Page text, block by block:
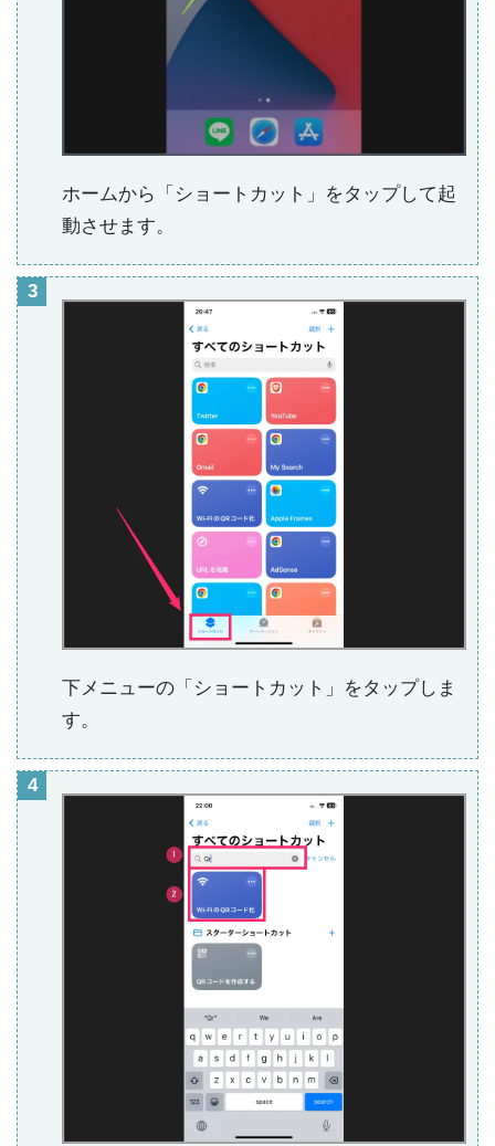
ホームから「ショートカット」をタップして起
動させます。
下メニューの「ショートカット」をタップしま
す。